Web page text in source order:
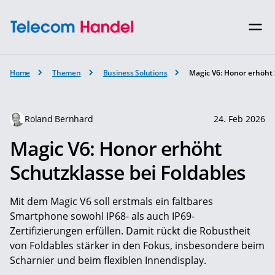
Home Themen Business Solutions Magic V6: Honor
Roland Bernhard 24. Feb 2026
Magic V6: Honor erhöht
Schutzklasse bei Foldables
Mit dem Magic V6 soll erstmals ein faltbares
Smartphone sowohl IP68- als auch IP69-
Zertifizierungen erfüllen. Damit rückt die Robustheit
von Foldables stärker in den Fokus, insbesondere beim
Scharnier und beim flexiblen Innendisplay.